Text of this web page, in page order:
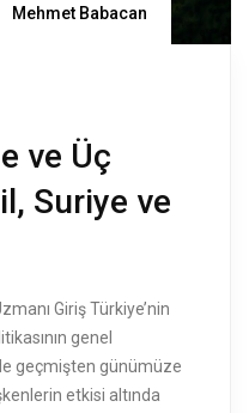
Mehmet Babacan
ve Üç
Suriye ve
Giriş Türkiye’nin
genel
geçmişten günümüze
etkisi altında